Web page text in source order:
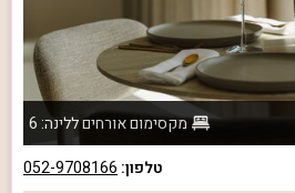
מקסימום אורחים ללינה: 6
טלפון: 052-9708166